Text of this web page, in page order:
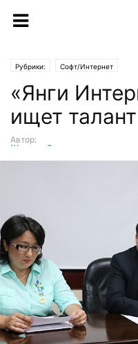
Рубрики: Софт/Интернет
«Янги
ищет
Автор:
Шухрат Саттаров